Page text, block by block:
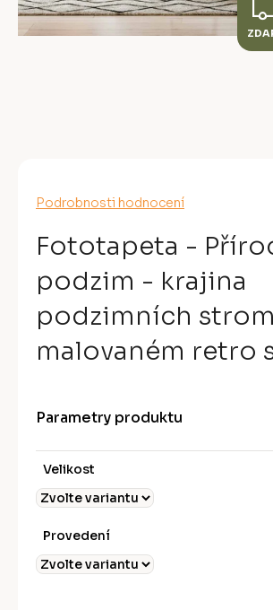
Průměrné
produktu
je
z
hvězdiček.
Podrobnosti hodnocení
Fototapeta -
podzim - krajina
podzimních
malovaném retro
Parametry produktu
Velikost
Provedení